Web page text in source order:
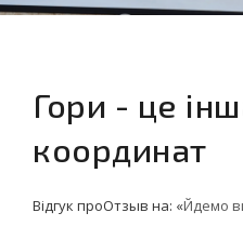
Гори - це
координат
Відгук проОтзыв на: «Йдемо